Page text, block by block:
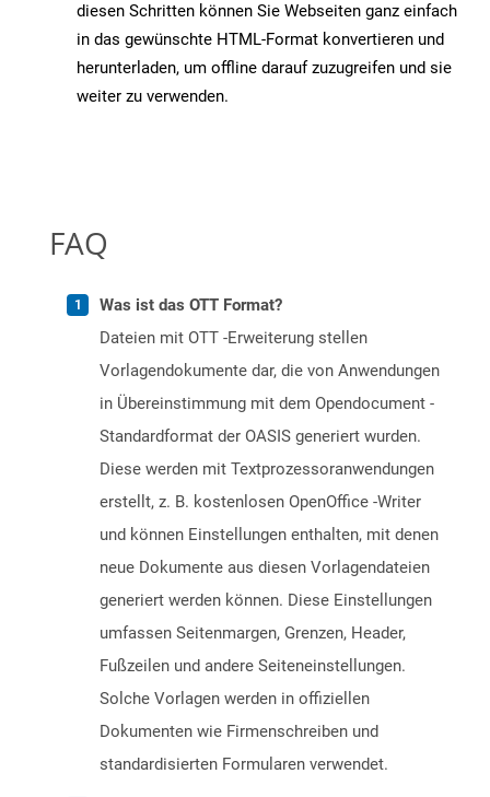
diesen Schritten können Sie Webseiten ganz einfach
in das gewünschte HTML-Format konvertieren und
herunterladen, um offline darauf zuzugreifen und sie
weiter zu verwenden.
FAQ
Was ist das OTT Format?
Dateien mit OTT -Erweiterung stellen
Vorlagendokumente dar, die von Anwendungen
in Übereinstimmung mit dem Opendocument -
Standardformat der OASIS generiert wurden.
Diese werden mit Textprozessoranwendungen
erstellt, z. B. kostenlosen OpenOffice -Writer
und können Einstellungen enthalten, mit denen
neue Dokumente aus diesen Vorlagendateien
generiert werden können. Diese Einstellungen
umfassen Seitenmargen, Grenzen, Header,
Fußzeilen und andere Seiteneinstellungen.
Solche Vorlagen werden in offiziellen
Dokumenten wie Firmenschreiben und
standardisierten Formularen verwendet.